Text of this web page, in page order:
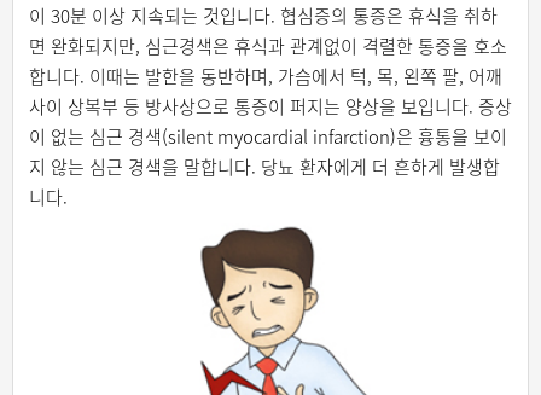
이 30분 이상 지속되는 것입니다. 협심증의 통증은 휴식을 취하
면 완화되지만, 심근경색은 휴식과 관계없이 격렬한 통증을 호소
합니다. 이때는 발한을 동반하며, 가슴에서 턱, 목, 왼쪽 팔, 어깨
사이 상복부 등 방사상으로 통증이 퍼지는 양상을 보입니다. 증상
이 없는 심근 경색(silent myocardial infarction)은 흉통을 보이
지 않는 심근 경색을 말합니다. 당뇨 환자에게 더 흔하게 발생합
니다.